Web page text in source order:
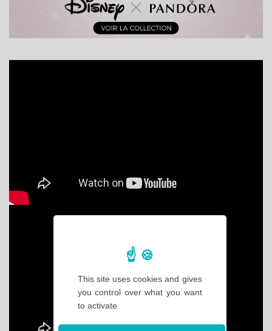
This site uses cookies and gives
you control over what you want
to activate